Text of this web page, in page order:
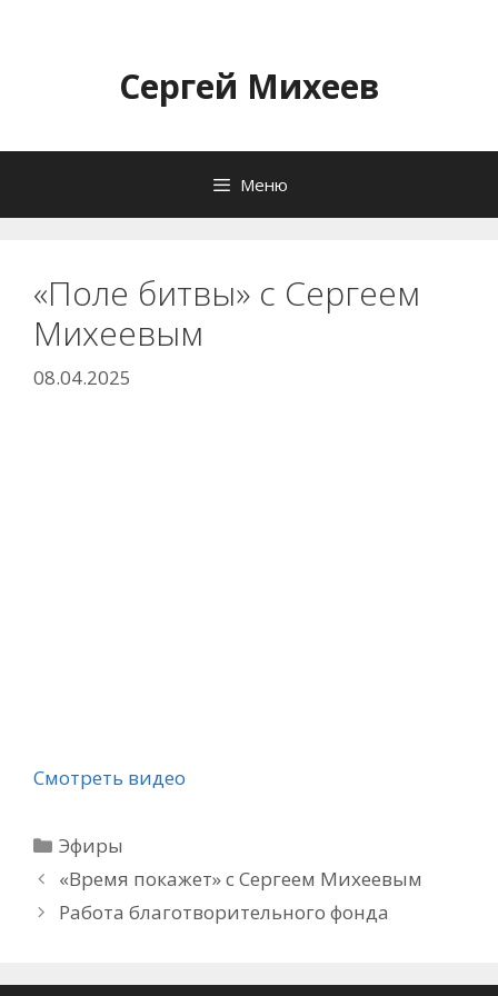
содержимомуСергей Михеев
Меню
«Поле битвы» с Сергеем
Михеевым
08.04.2025
Смотреть видео
Рубрики
Эфиры
«Время покажет» с Сергеем Михеевым
Работа благотворительного фонда